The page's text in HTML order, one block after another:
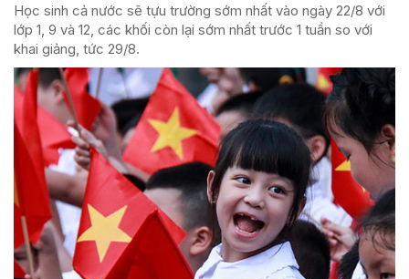
Học sinh cả nước sẽ tựu trường sớm nhất vào ngày 22/8 với
lớp 1, 9 và 12, các khối còn lại sớm nhất trước 1 tuần so với
khai giảng, tức 29/8.